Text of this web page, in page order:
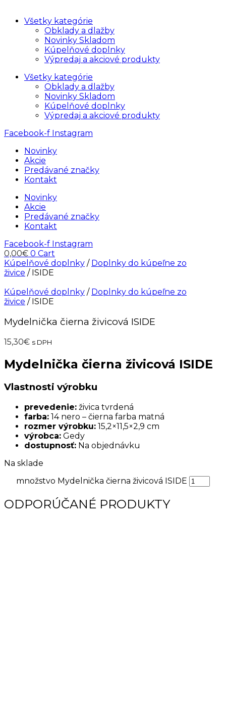
Všetky kategórie
Obklady a dlažby
Novinky Skladom
Kúpelňové doplnky
Výpredaj a akciové produkty
Všetky kategórie
Obklady a dlažby
Novinky Skladom
Kúpelňové doplnky
Výpredaj a akciové produkty
Facebook-f Instagram
Novinky
Akcie
Predávané značky
Kontakt
Novinky
Akcie
Predávané značky
Kontakt
Facebook-f Instagram
0,00€ 0 Cart
Kúpelňové doplnky / Doplnky do kúpeľne zo
živice / ISIDE
Kúpelňové doplnky / Doplnky do kúpeľne zo
živice / ISIDE
Mydelnička čierna živicová ISIDE
15,30€ s DPH
Mydelnička čierna živicová ISIDE
Vlastnosti výrobku
prevedenie: živica tvrdená
farba: 14 nero – čierna farba matná
rozmer výrobku: 15,2×11,5×2,9 cm
výrobca: Gedy
dostupnosť: Na objednávku
Na sklade
množstvo Mydelnička čierna živicová ISIDE
ODPORÚČANÉ PRODUKTY